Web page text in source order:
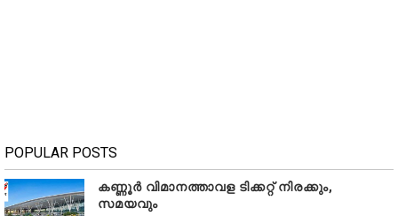
POPULAR POSTS
കണ്ണൂർ വിമാനത്താവള ടിക്കറ്റ് നിരക്കും,
സമയവും